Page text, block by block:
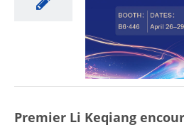
Premier Li Keqiang